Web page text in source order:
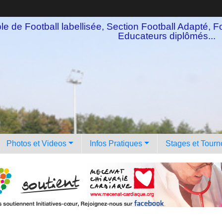
de Football labellisée, Section Football Adapté,
Educateurs diplômés...
Photos et Videos Infos Pratiques Stages et